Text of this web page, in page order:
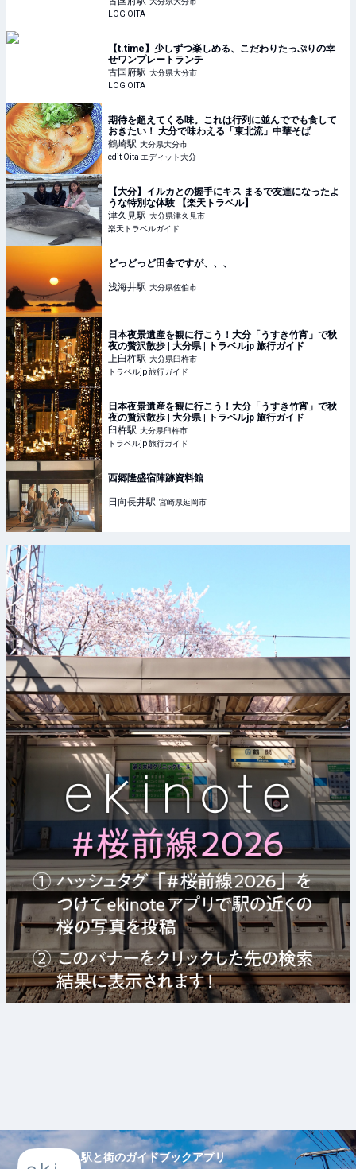
LOG OITA
【t.time】少しずつ楽しめる、こだわりたっぷりの幸
せワンプレートランチ
古国府駅 大分県大分市
LOG OITA
期待を超えてくる味。これは行列に並んででも食して
おきたい！ 大分で味わえる「東北流」中華そば
鶴崎駅 大分県大分市
edit Oita エディット大分
【大分】イルカとの握手にキス まるで友達になったよ
うな特別な体験 【楽天トラベル】
津久見駅 大分県津久見市
楽天トラベルガイド
どっどっど田舎ですが、、、
浅海井駅 大分県佐伯市
日本夜景遺産を観に行こう！大分「うすき竹宵」で秋
夜の贅沢散歩 | 大分県 | トラベルjp 旅行ガイド
上臼杵駅 大分県臼杵市
トラベルjp 旅行ガイド
日本夜景遺産を観に行こう！大分「うすき竹宵」で秋
夜の贅沢散歩 | 大分県 | トラベルjp 旅行ガイド
臼杵駅 大分県臼杵市
トラベルjp 旅行ガイド
西郷隆盛宿陣跡資料館
日向長井駅 宮崎県延岡市
駅と街のガイドブックアプリ